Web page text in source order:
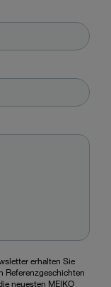
erhalten Sie
Referenzgeschichten
neuesten MEIKO